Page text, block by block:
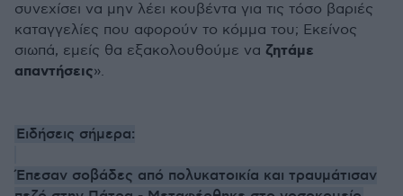
συνεχίσει να μην λέει κουβέντα για τις τόσο βαριές
καταγγελίες που αφορούν το κόμμα του; Εκείνος
σιωπά, εμείς θα εξακολουθούμε να ζητάμε
απαντήσεις».
Ειδήσεις σήμερα:
Έπεσαν σοβάδες από πολυκατοικία και τραυμάτισαν